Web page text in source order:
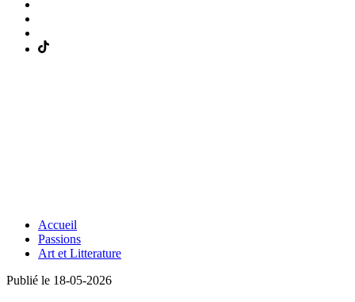
Accueil
Passions
Art et Litterature
Publié le 18-05-2026